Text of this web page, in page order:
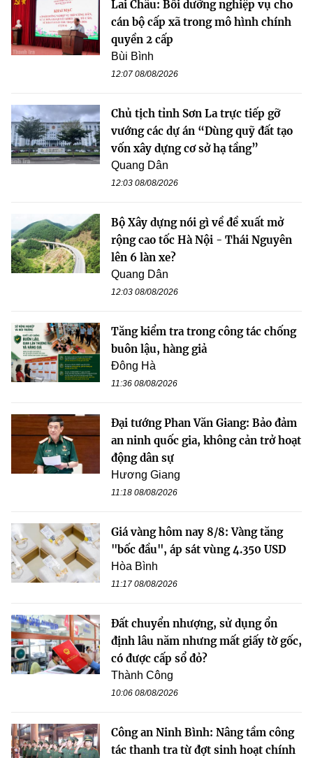
Lai Châu: Bồi dưỡng nghiệp vụ cho
cán bộ cấp xã trong mô hình chính
quyền 2 cấp
Bùi Bình
12:07 08/08/2026
Chủ tịch tỉnh Sơn La trực tiếp gỡ
vướng các dự án “Dùng quỹ đất tạo
vốn xây dựng cơ sở hạ tầng”
Quang Dân
12:03 08/08/2026
Bộ Xây dựng nói gì về đề xuất mở
rộng cao tốc Hà Nội - Thái Nguyên
lên 6 làn xe?
Quang Dân
12:03 08/08/2026
Tăng kiểm tra trong công tác chống
buôn lậu, hàng giả
Đông Hà
11:36 08/08/2026
Đại tướng Phan Văn Giang: Bảo đảm
an ninh quốc gia, không cản trở hoạt
động dân sự
Hương Giang
11:18 08/08/2026
Giá vàng hôm nay 8/8: Vàng tăng
"bốc đầu", áp sát vùng 4.350 USD
Hòa Bình
11:17 08/08/2026
Đất chuyển nhượng, sử dụng ổn
định lâu năm nhưng mất giấy tờ gốc,
có được cấp sổ đỏ?
Thành Công
10:06 08/08/2026
Công an Ninh Bình: Nâng tầm công
tác thanh tra từ đợt sinh hoạt chính